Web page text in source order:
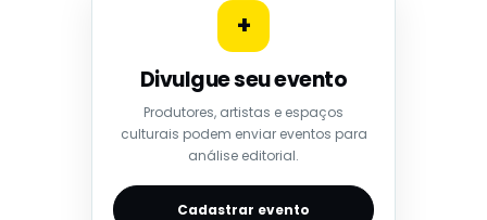
+
Divulgue seu evento
Produtores, artistas e espaços
culturais podem enviar eventos para
análise editorial.
Cadastrar evento